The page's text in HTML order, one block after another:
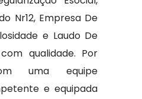
Nr12, Empresa De
e Laudo De
qualidade. Por
uma equipe
e equipada